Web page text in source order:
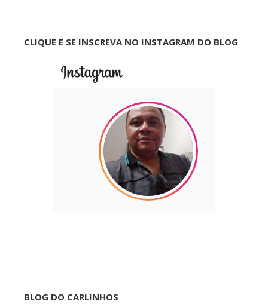
CLIQUE E SE INSCREVA NO INSTAGRAM DO BLOG
BLOG DO CARLINHOS